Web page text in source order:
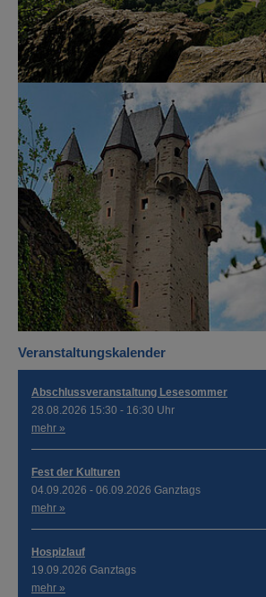
Show larger version for:
Veranstaltungskalender
Abschlussveranstaltung Lesesommer
28.08.2026 15:30 - 16:30 Uhr
mehr »
Fest der Kulturen
04.09.2026 - 06.09.2026 Ganztags
mehr »
Hospizlauf
19.09.2026 Ganztags
mehr »